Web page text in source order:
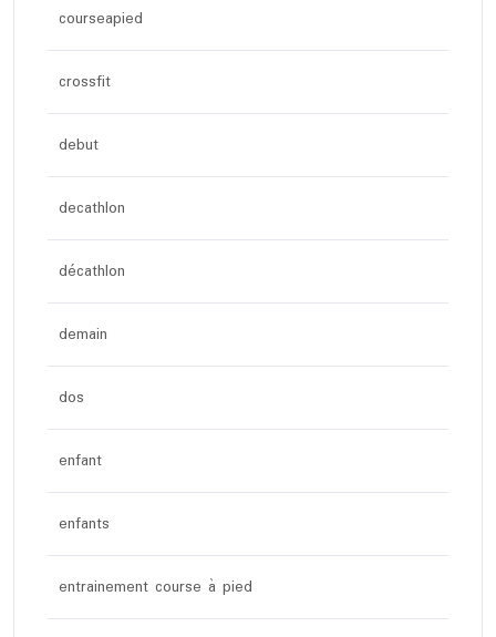
courseapied
crossfit
debut
decathlon
décathlon
demain
dos
enfant
enfants
entrainement course à pied